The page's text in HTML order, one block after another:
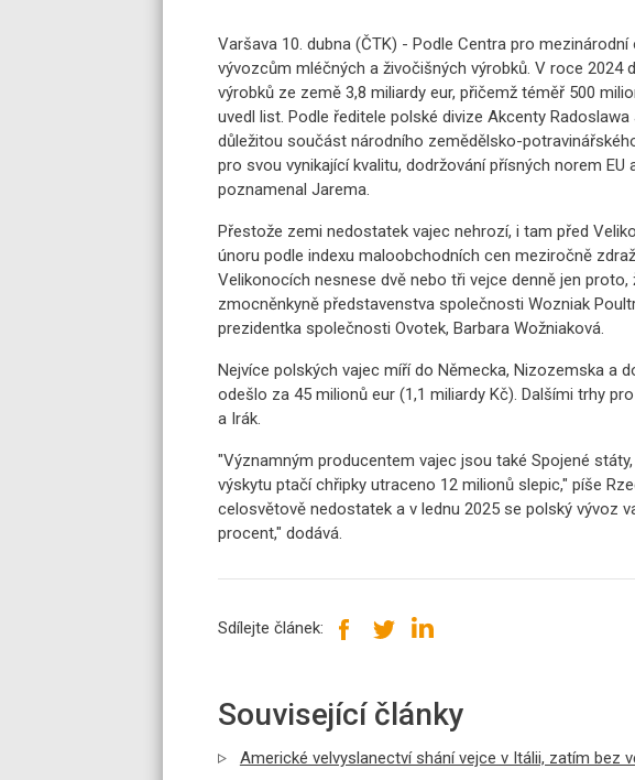
Varšava 10. dubna (ČTK) - Podle Centra pro
vývozcům mléčných a živočišných výrobků. V roce 2024
výrobků ze země 3,8 miliardy eur, přičemž téměř 500
uvedl list. Podle ředitele polské divize Akcenty
důležitou součást národního zemědělsko-
pro svou vynikající kvalitu, dodržování přísných norem EU
poznamenal Jarema.
Přestože zemi nedostatek vajec nehrozí, i tam před
únoru podle indexu maloobchodních cen meziročně
Velikonocích nesnese dvě nebo tři vejce denně jen
zmocněnkyně představenstva společnosti Wozniak
prezidentka společnosti Ovotek, Barbara Wožniaková.
Nejvíce polských vajec míří do Německa, Nizozemska a
odešlo za 45 milionů eur (1,1 miliardy Kč). Dalšími trhy
a Irák.
"Významným producentem vajec jsou také Spojené
výskytu ptačí chřipky utraceno 12 milionů slepic," píše
celosvětově nedostatek a v lednu 2025 se polský vývoz
procent," dodává.
Sdílejte článek:
Související články
Americké velvyslanectví shání vejce v Itálii, zatím bez